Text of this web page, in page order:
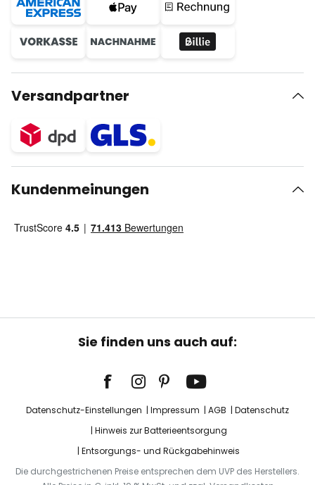
Versandpartner
Kundenmeinungen
Sie finden uns auch auf:
Datenschutz-Einstellungen Impressum AGB
Datenschutz
Hinweis zur Batterieentsorgung
Entsorgungs- und Rückgabehinweis
Die durchgestrichenen Preise entsprechen dem UVP des Herstellers.